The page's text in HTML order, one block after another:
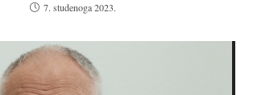
7. studenoga 2023.